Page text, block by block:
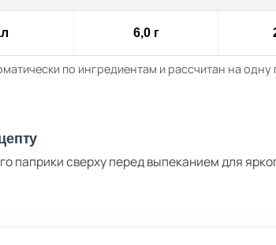
6,0 г
по ингредиентам и рассчитан на
паприки сверху перед выпеканием для